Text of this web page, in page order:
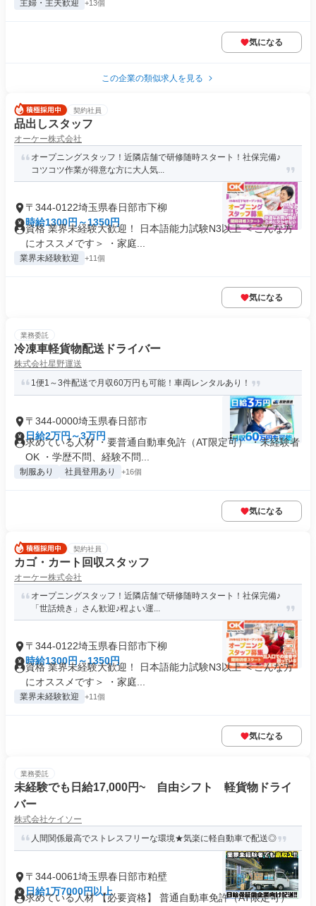
主婦・主夫歓迎 +13個
気になる
この企業の類似求人を見る
契約社員
品出しスタッフ
オーケー株式会社
オープニングスタッフ！近隣店舗で研修随時スタート！社保完備♪
コツコツ作業が得意な方に大人気...
〒344-0122埼玉県春日部市下柳
時給1300円～1350円
資格 業界未経験大歓迎！ 日本語能力試験N3以上 ＜こんな方
にオススメです＞ ・家庭...
業界未経験歓迎 +11個
気になる
業務委託
冷凍車軽貨物配送ドライバー
株式会社星野運送
1便1～3件配送で月収60万円も可能！車両レンタルあり！
〒344-0000埼玉県春日部市
日給2万円～3万円
求めている人材 ・要普通自動車免許（AT限定可） ・未経験者
OK ・学歴不問、経験不問...
制服あり 社員登用あり +16個
気になる
契約社員
カゴ・カート回収スタッフ
オーケー株式会社
オープニングスタッフ！近隣店舗で研修随時スタート！社保完備♪
「世話焼き」さん歓迎♪程よい運...
〒344-0122埼玉県春日部市下柳
時給1300円～1350円
資格 業界未経験大歓迎！ 日本語能力試験N3以上 ＜こんな方
にオススメです＞ ・家庭...
業界未経験歓迎 +11個
気になる
業務委託
未経験でも日給17,000円~ 自由シフト 軽貨物ドライ
バー
株式会社ケイソー
人間関係最高でストレスフリーな環境★気楽に軽自動車で配送◎
〒344-0061埼玉県春日部市粕壁
日給1万7000円以上
求めている人材 【必要資格】 普通自動車免許（AT限定可）